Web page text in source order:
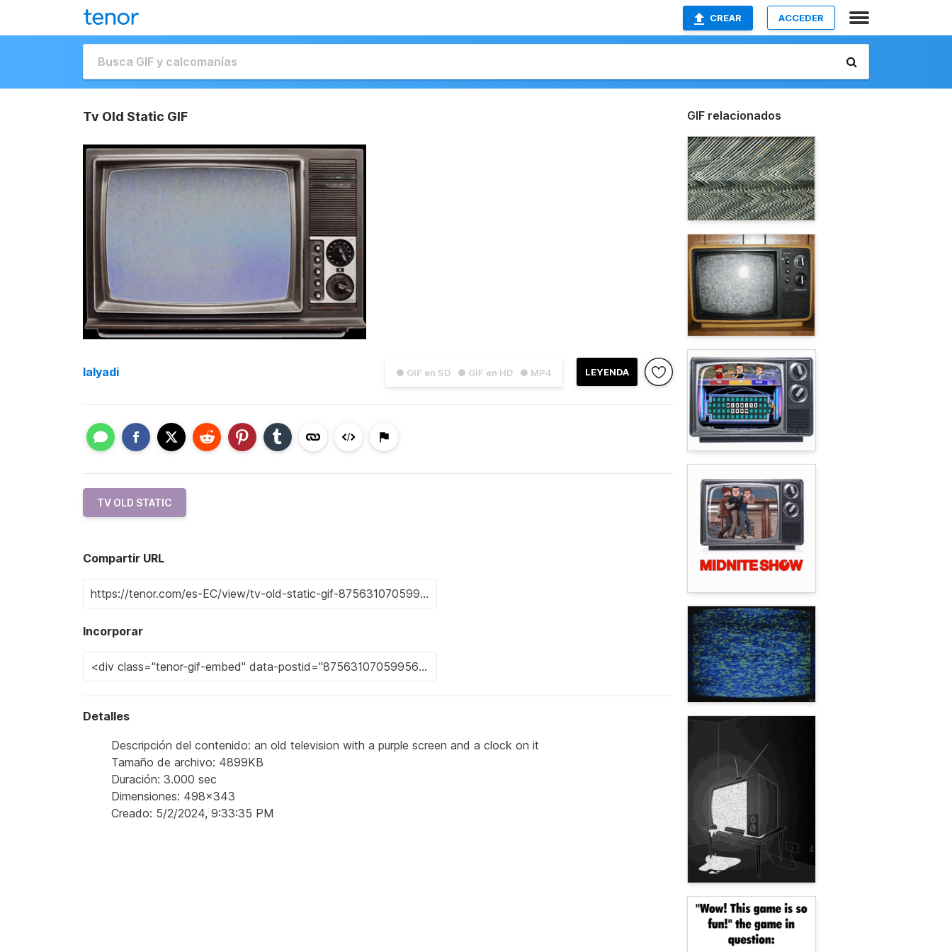
CREAR ACCEDER
Tv Old Static GIF
● GIF en SD ● GIF en HD ● MP4 LEYENDA
lalyadi
TV OLD STATIC
Compartir URL
Incorporar
Detalles
Descripción del contenido: an old television with a purple screen and a clock on it
Tamaño de archivo: 4899KB
Duración: 3.000 sec
Dimensiones: 498x343
Creado: 5/2/2024, 9:33:35 PM
GIF relacionados